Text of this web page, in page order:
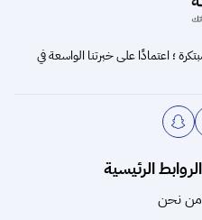
؛ اعتمادًا على خبرتنا الواسعة في
الروابط الرئيسية
من نحن